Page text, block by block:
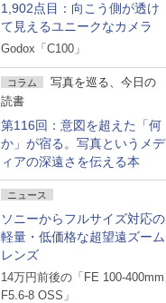
1,902点目：向こう側が透け
て見えるユニークなカメラ
Godox「C100」
コラム
写真を巡る、今日の
読書
第116回：意図を超えた「何
か」が宿る。写真というメデ
ィアの深遠さを伝える本
ニュース
ソニーからフルサイズ対応の
軽量・低価格な超望遠ズーム
レンズ
14万円前後の「FE 100-400mm
F5.6-8 OSS」